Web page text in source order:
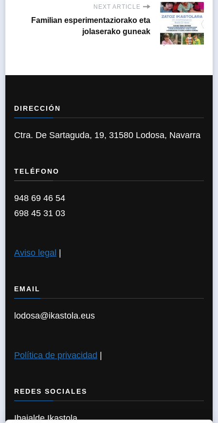
NEXT ARTICLE
Familian esperimentaziorako eta
jolaserako guneak
DIRECCIÓN
Ctra. De Sartaguda, 19, 31580 Lodosa, Navarra
TELÉFONO
948 69 46 54
698 45 31 03
Aviso legal |
EMAIL
lodosa@ikastola.eus
Política de privacidad |
REDES SOCIALES
Ibaialde Ikastola